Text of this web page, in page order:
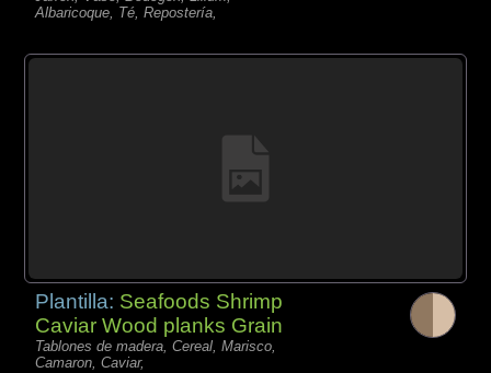
Albaricoque, Té, Repostería,
Plantilla: Seafoods Shrimp
Caviar Wood planks Grain
Tablones de madera, Cereal, Marisco,
Camaron, Caviar,